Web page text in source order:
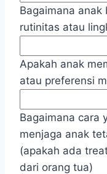
Bagaimana
rutinitas atau
Apakah anak
atau preferensi
Bagaimana cara
menjaga anak
(apakah ada
dari orang tua)